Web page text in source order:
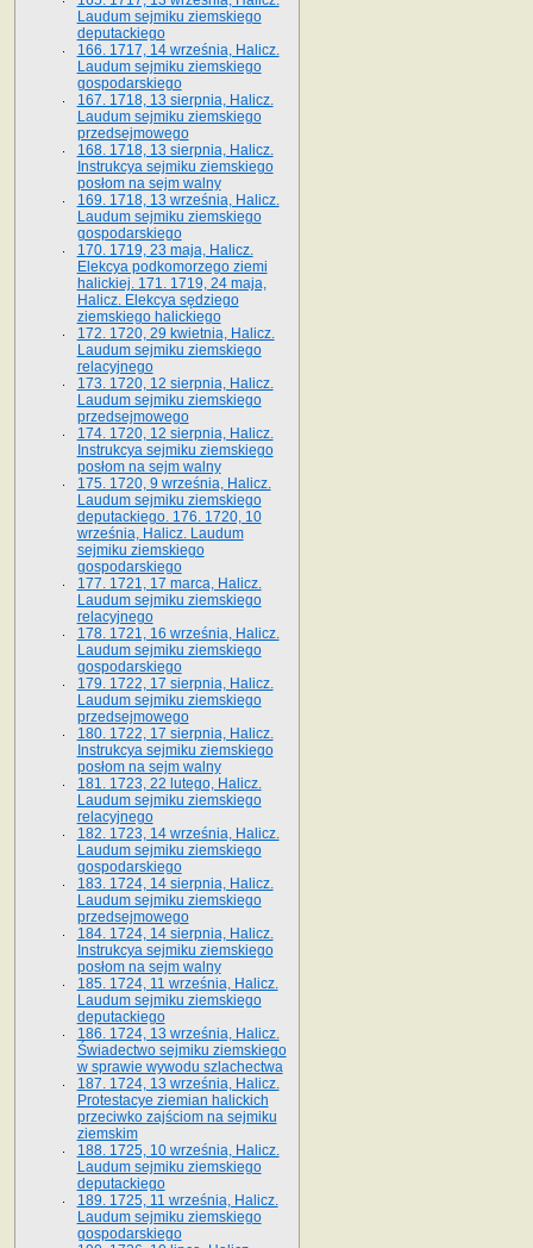
Laudum sejmiku ziemskiego
deputackiego
166. 1717, 14 września, Halicz.
Laudum sejmiku ziemskiego
gospodarskiego
167. 1718, 13 sierpnia, Halicz.
Laudum sejmiku ziemskiego
przedsejmowego
168. 1718, 13 sierpnia, Halicz.
Instrukcya sejmiku ziemskiego
posłom na sejm walny
169. 1718, 13 września, Halicz.
Laudum sejmiku ziemskiego
gospodarskiego
170. 1719, 23 maja, Halicz.
Elekcya podkomorzego ziemi
halickiej. 171. 1719, 24 maja,
Halicz. Elekcya sędziego
ziemskiego halickiego
172. 1720, 29 kwietnia, Halicz.
Laudum sejmiku ziemskiego
relacyjnego
173. 1720, 12 sierpnia, Halicz.
Laudum sejmiku ziemskiego
przedsejmowego
174. 1720, 12 sierpnia, Halicz.
Instrukcya sejmiku ziemskiego
posłom na sejm walny
175. 1720, 9 września, Halicz.
Laudum sejmiku ziemskiego
deputackiego. 176. 1720, 10
września, Halicz. Laudum
sejmiku ziemskiego
gospodarskiego
177. 1721, 17 marca, Halicz.
Laudum sejmiku ziemskiego
relacyjnego
178. 1721, 16 września, Halicz.
Laudum sejmiku ziemskiego
gospodarskiego
179. 1722, 17 sierpnia, Halicz.
Laudum sejmiku ziemskiego
przedsejmowego
180. 1722, 17 sierpnia, Halicz.
Instrukcya sejmiku ziemskiego
posłom na sejm walny
181. 1723, 22 lutego, Halicz.
Laudum sejmiku ziemskiego
relacyjnego
182. 1723, 14 września, Halicz.
Laudum sejmiku ziemskiego
gospodarskiego
183. 1724, 14 sierpnia, Halicz.
Laudum sejmiku ziemskiego
przedsejmowego
184. 1724, 14 sierpnia, Halicz.
Instrukcya sejmiku ziemskiego
posłom na sejm walny
185. 1724, 11 września, Halicz.
Laudum sejmiku ziemskiego
deputackiego
186. 1724, 13 września, Halicz.
Świadectwo sejmiku ziemskiego
w sprawie wywodu szlachectwa
187. 1724, 13 września, Halicz.
Protestacye ziemian halickich
przeciwko zajściom na sejmiku
ziemskim
188. 1725, 10 września, Halicz.
Laudum sejmiku ziemskiego
deputackiego
189. 1725, 11 września, Halicz.
Laudum sejmiku ziemskiego
gospodarskiego